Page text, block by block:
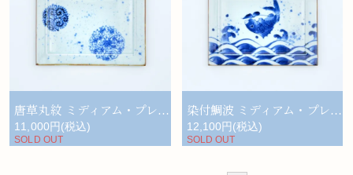
唐草丸紋 ミディアム・プレート
11,000円(税込)
SOLD OUT
染付鯛波 ミディアム・プレート
12,100円(税込)
SOLD OUT